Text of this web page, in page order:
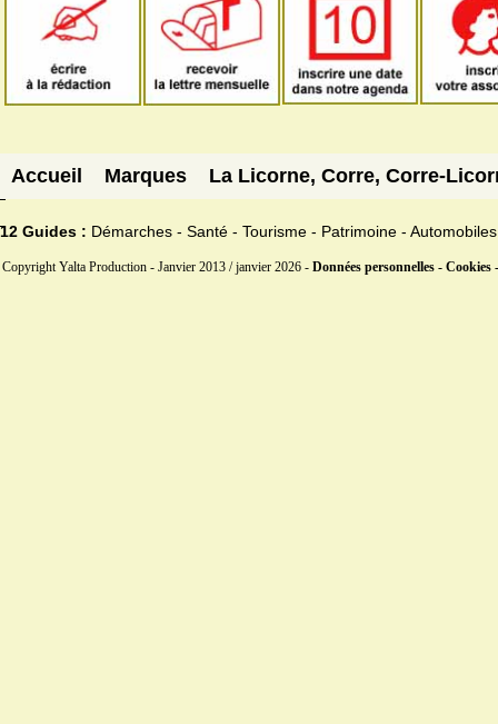
Accueil Marques La Licorne, Corre, Corre-
12 Guides : Démarches - Santé - Tourisme - Patrimoine - Automobiles
Copyright Yalta Production - Janvier 2013 / janvier 2026 - Données personnelles - Cookies